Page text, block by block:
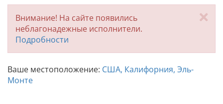
Внимание! На сайте появились
неблагонадежные исполнители.
Подробности
Ваше местоположение: США, Калифорния, Эль-
Монте